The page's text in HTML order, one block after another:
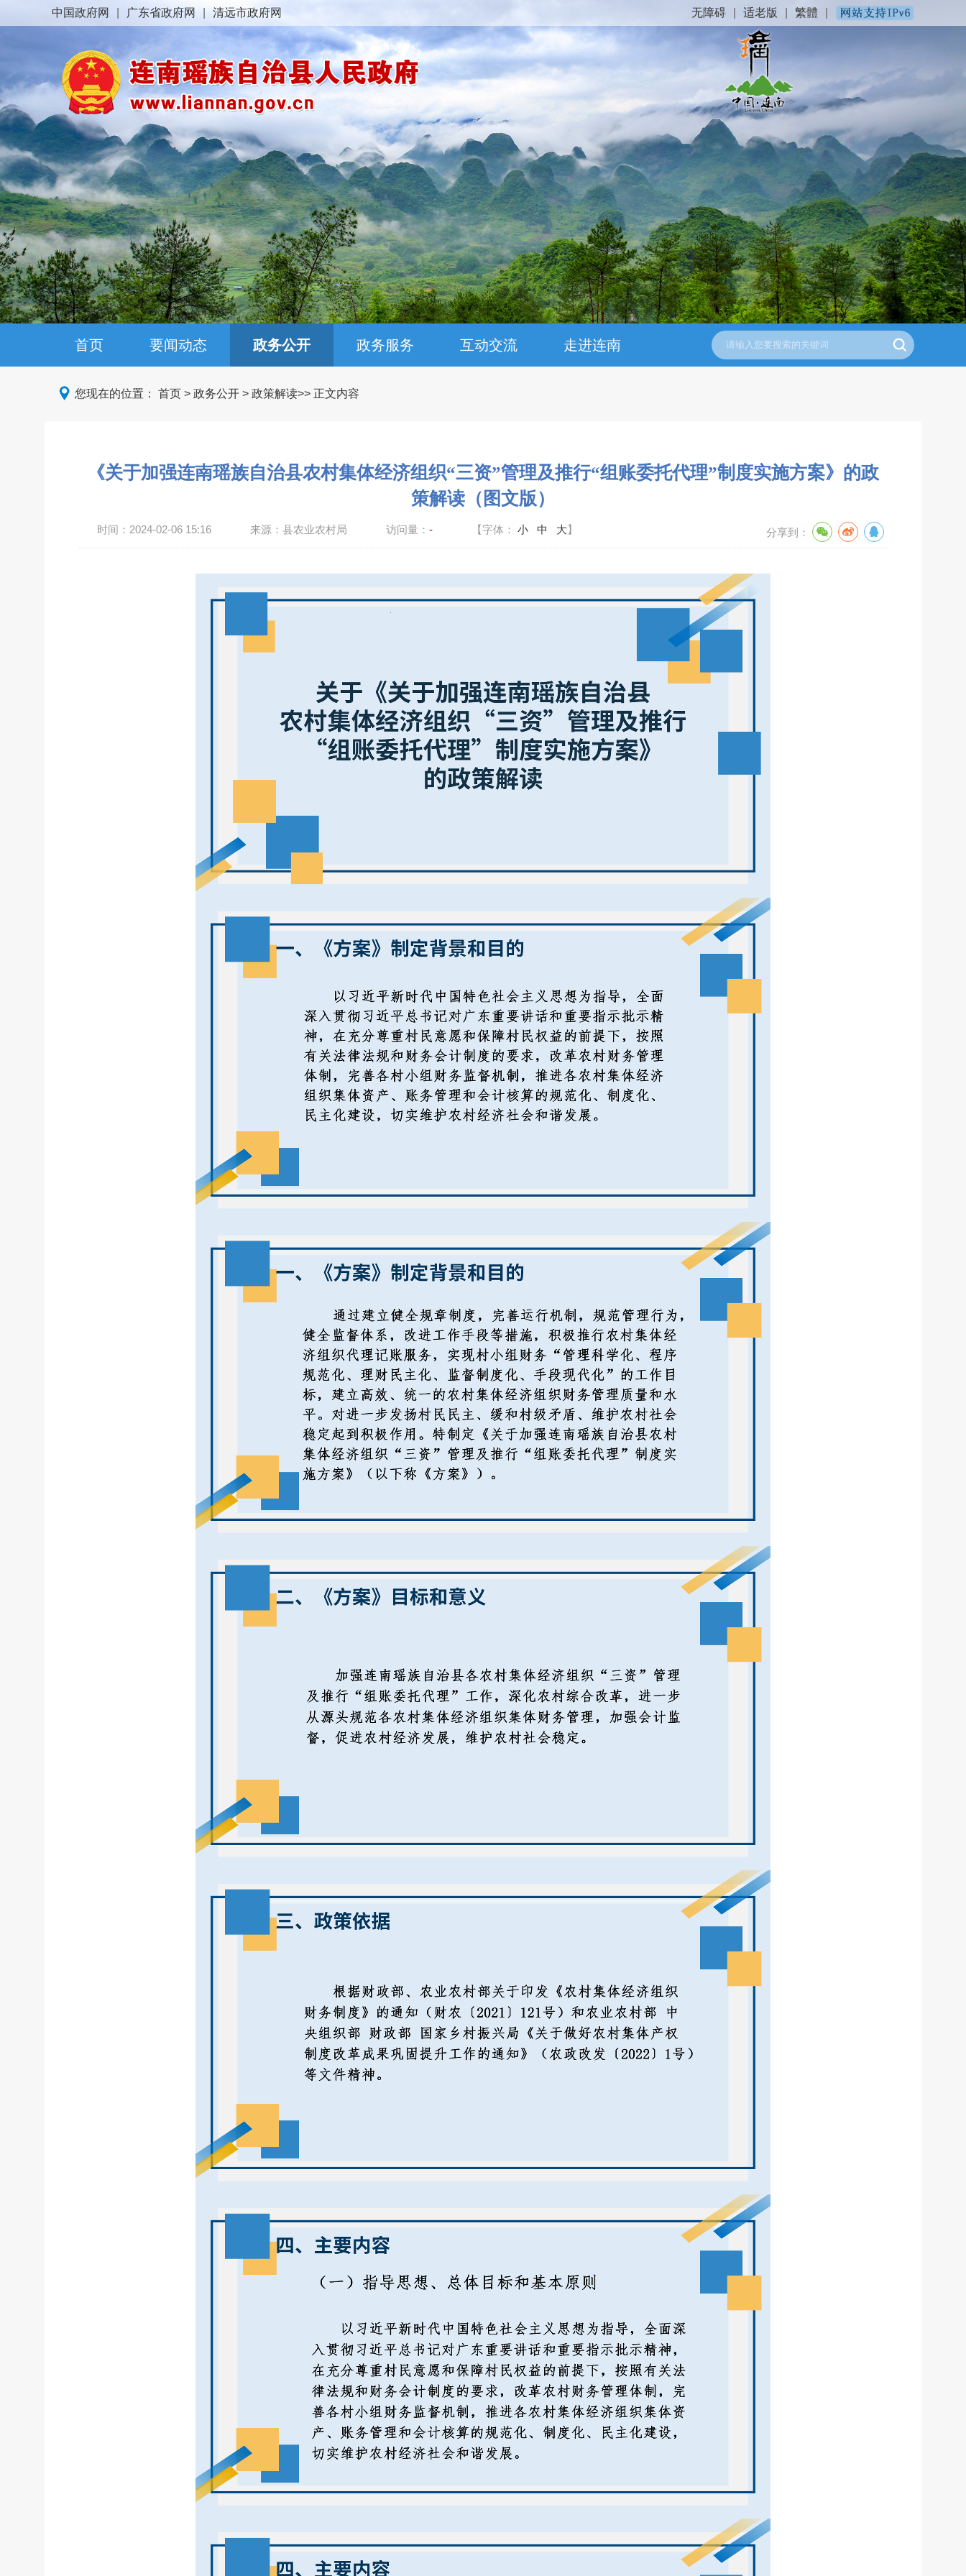
无障碍 适老版 繁體
中国政府网 广东省政府网 清远市政府网
首页 要闻动态 政务公开 政务服务 互动交流 走进连南
您现在的位置： 首页 > 政务公开 > 政策解读>> 正文内容
《关于加强连南瑶族自治县农村集体经济组织“三资”管理及推行“组账委托代理”制度实施方案》的政
策解读（图文版）
时间： 2024-02-06 15:16 来源：县农业农村局 访问量： - 【字体： 小 中 大】 分享到：